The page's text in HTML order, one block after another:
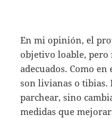
En mi opinión, el
objetivo loable, pero
adecuados. Como en
son livianas o tibias.
parchear, sino
medidas que